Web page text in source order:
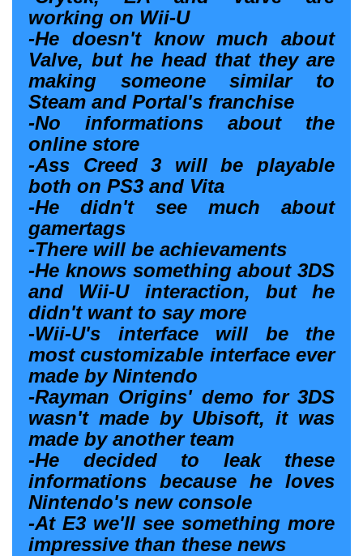
working on Wii-U
-He doesn't know much about
Valve, but he head that they are
making someone similar to
Steam and Portal's franchise
-No informations about the
online store
-Ass Creed 3 will be playable
both on PS3 and Vita
-He didn't see much about
gamertags
-There will be achievaments
-He knows something about 3DS
and Wii-U interaction, but he
didn't want to say more
-Wii-U's interface will be the
most customizable interface ever
made by Nintendo
-Rayman Origins' demo for 3DS
wasn't made by Ubisoft, it was
made by another team
-He decided to leak these
informations because he loves
Nintendo's new console
-At E3 we'll see something more
impressive than these news